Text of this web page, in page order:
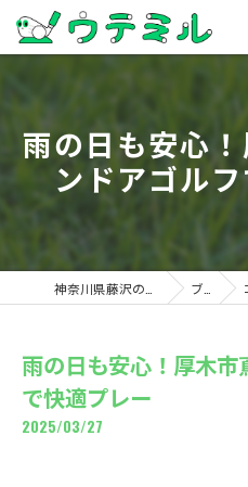
雨の日も安心
ンドアゴル
ブログ
雨の日も安心！厚木
で快適プレー
2025/03/27